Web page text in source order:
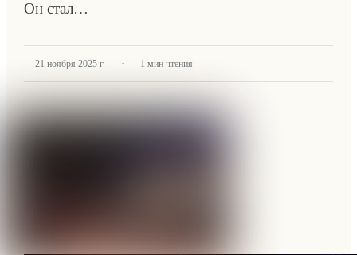
Он стал…
21 ноября 2025 г. · 1 мин чтения